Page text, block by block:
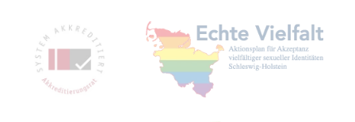
Mit­glied­schaf­ten,